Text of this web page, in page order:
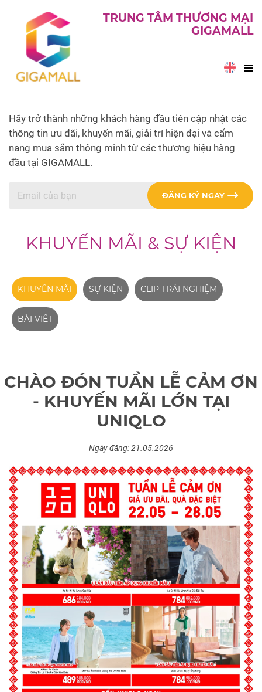
TRUNG TÂM THƯƠNG MẠI
GIGAMALL
Hãy trở thành những khách hàng đầu tiên cập nhật các
thông tin ưu đãi, khuyến mãi, giải trí hiện đại và cẩm
nang mua sắm thông minh từ các thương hiệu hàng
đầu tại GIGAMALL.
ĐĂNG KÝ NGAY
KHUYẾN MÃI & SỰ KIỆN
KHUYẾN MÃI SỰ KIỆN CLIP TRẢI NGHIỆM
BÀI VIẾT
CHÀO ĐÓN TUẦN LỄ CẢM ƠN
- KHUYẾN MÃI LỚN TẠI
UNIQLO
Ngày đăng: 21.05.2026